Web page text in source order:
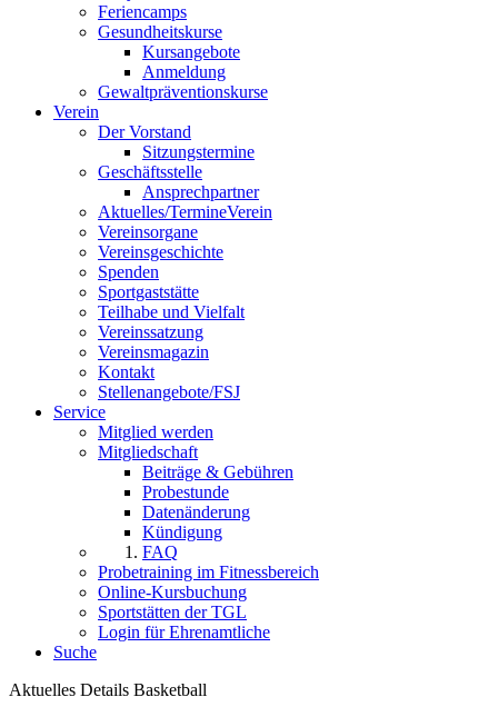
Feriencamps
Gesundheitskurse
Kursangebote
Anmeldung
Gewaltpräventionskurse
Verein
Der Vorstand
Sitzungstermine
Geschäftsstelle
Ansprechpartner
Aktuelles/TermineVerein
Vereinsorgane
Vereinsgeschichte
Spenden
Sportgaststätte
Teilhabe und Vielfalt
Vereinssatzung
Vereinsmagazin
Kontakt
Stellenangebote/FSJ
Service
Mitglied werden
Mitgliedschaft
Beiträge & Gebühren
Probestunde
Datenänderung
Kündigung
FAQ
Probetraining im Fitnessbereich
Online-Kursbuchung
Sportstätten der TGL
Login für Ehrenamtliche
Suche
Aktuelles Details Basketball